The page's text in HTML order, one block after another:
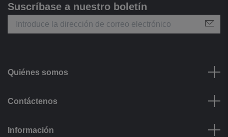
Suscríbase a nuestro boletín
Quiénes somos
Contáctenos
Información